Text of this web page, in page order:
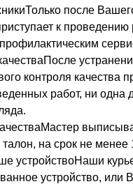
Только после
к
После
контроля качества
работ, ни одна
Мастер
на срок не менее
Наши
устройство, или